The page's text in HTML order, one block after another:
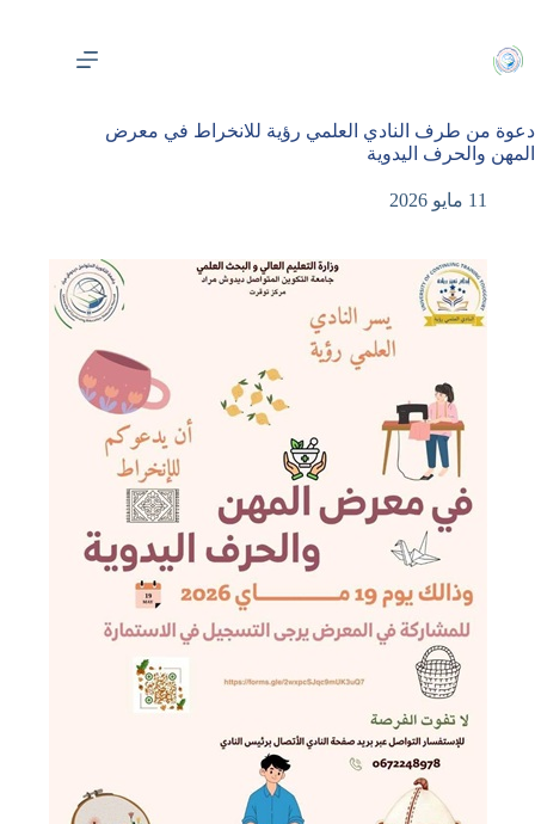
المحتوى
دعوة من طرف النادي العلمي رؤية للانخراط في معرض
المهن والحرف اليدوية
11 مايو 2026